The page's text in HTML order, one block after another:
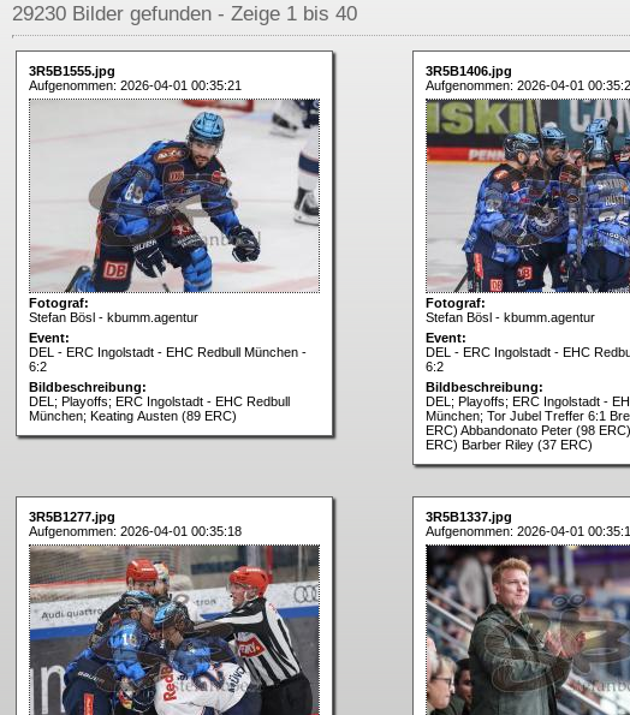
29230 Bilder gefunden - Zeige 1 bis 40
3R5B1555.jpg
Aufgenommen: 2026-04-01 00:35:21
Fotograf:
Stefan Bösl - kbumm.agentur
Event:
DEL - ERC Ingolstadt - EHC Redbull München -
6:2
Bildbeschreibung:
DEL; Playoffs; ERC Ingolstadt - EHC Redbull
München; Keating Austen (89 ERC)
3R5B1406.jpg
Aufgenommen: 2026-04-01
Fotograf:
Stefan Bösl - kbumm.agentur
Event:
DEL - ERC Ingolstadt - EHC
6:2
Bildbeschreibung:
DEL; Playoffs; ERC Ingolstadt -
München; Tor Jubel Treffer 6:1
ERC) Abbandonato Peter (98
ERC) Barber Riley (37 ERC)
3R5B1277.jpg
Aufgenommen: 2026-04-01 00:35:18
3R5B1337.jpg
Aufgenommen: 2026-04-01